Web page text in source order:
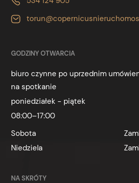
GODZINY OTWARCIA
biuro czynne po uprzednim
na spotkanie
poniedziałek - piątek
08:00–17:00
Sobota
Niedziela
NA SKRÓTY